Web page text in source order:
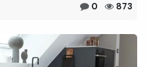
0 873